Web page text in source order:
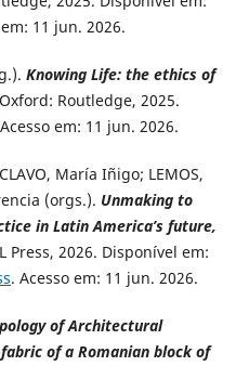
11 jun. 2026.
Knowing Life: the ethics of
Oxford: Routledge, 2025.
em: 11 jun. 2026.
María Iñigo; LEMOS,
(orgs.). Unmaking to
in Latin America’s future,
Press, 2026. Disponível em:
. Acesso em: 11 jun. 2026.
of Architectural
of a Romanian block of